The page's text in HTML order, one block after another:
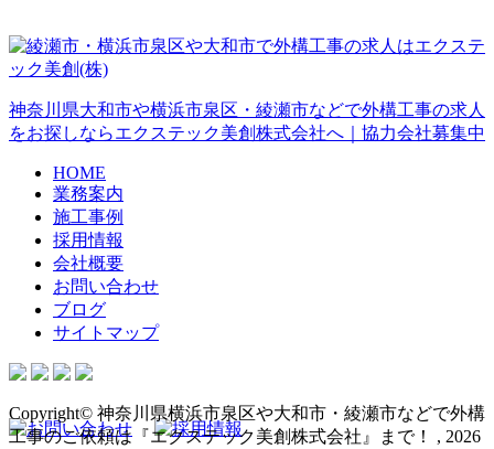
神奈川県大和市や横浜市泉区・綾瀬市などで外構工事の求人
をお探しならエクステック美創株式会社へ｜協力会社募集中
HOME
業務案内
施工事例
採用情報
会社概要
お問い合わせ
ブログ
サイトマップ
Copyright© 神奈川県横浜市泉区や大和市・綾瀬市などで外構
工事のご依頼は『エクステック美創株式会社』まで！ , 2026